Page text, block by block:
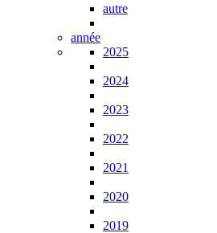
autre
année
2025
2024
2023
2022
2021
2020
2019